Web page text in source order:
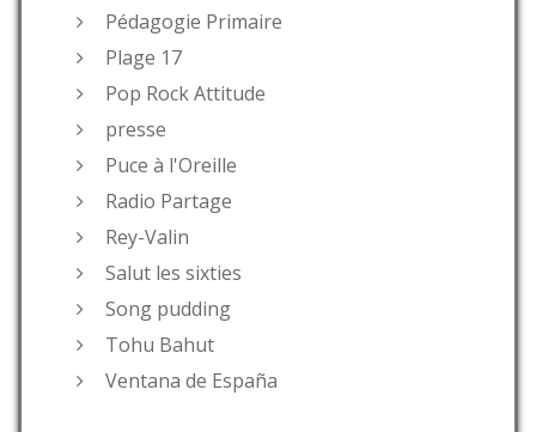
Pédagogie Primaire
Plage 17
Pop Rock Attitude
presse
Puce à l'Oreille
Radio Partage
Rey-Valin
Salut les sixties
Song pudding
Tohu Bahut
Ventana de España